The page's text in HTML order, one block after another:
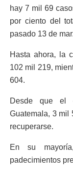
hay 7 mil 69
por ciento del
pasado 13 de
Hasta ahora, la
102 mil 219,
604.
Desde que el
Guatemala, 3 mil
recuperarse.
En su
padecimientos